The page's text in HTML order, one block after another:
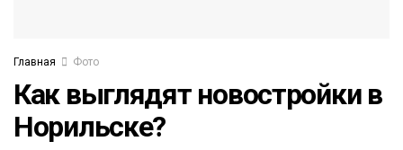
Главная Фото
Как выглядят новостройки в
Норильске?